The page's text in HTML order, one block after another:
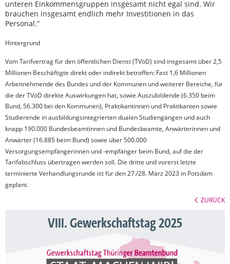
unteren Einkommensgruppen insgesamt nicht egal sind. Wir
brauchen insgesamt endlich mehr Investitionen in das
Personal.“
Hintergrund
Vom Tarifvertrag für den öffentlichen Dienst (TVöD) sind insgesamt über 2,5
Millionen Beschäftigte direkt oder indirekt betroffen: Fast 1,6 Millionen
Arbeitnehmende des Bundes und der Kommunen und weiterer Bereiche, für
die der TVöD direkte Auswirkungen hat, sowie Auszubildende (6.350 beim
Bund, 56.300 bei den Kommunen), Praktikantinnen und Praktikanten sowie
Studierende in ausbildungsintegrierten dualen Studiengängen und auch
knapp 190.000 Bundesbeamtinnen und Bundesbeamte, Anwärterinnen und
Anwärter (16.885 beim Bund) sowie über 500.000
Versorgungsempfängerinnen und -empfänger beim Bund, auf die der
Tarifabschluss übertragen werden soll. Die dritte und vorerst letzte
terminierte Verhandlungsrunde ist für den 27./28. März 2023 in Potsdam
geplant.
ZURÜCK
VIII. Gewerkschaftstag 2025